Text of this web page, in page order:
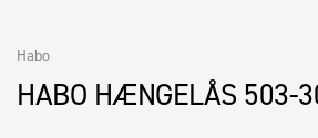
HABO HÆNGELÅS 503-
Habo